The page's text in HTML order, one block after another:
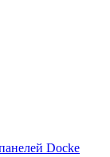
Docke